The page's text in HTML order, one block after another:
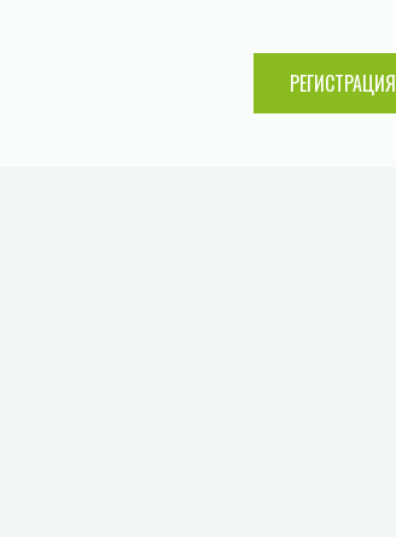
РЕГИСТРАЦИЯ